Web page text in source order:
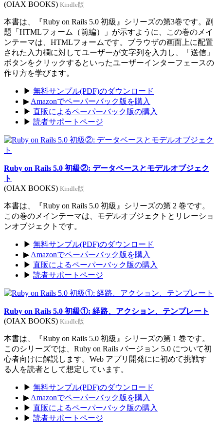
(OIAX BOOKS) Kindle版
本書は、『Ruby on Rails 5.0 初級』シリーズの第3巻です。副
題「HTMLフォーム（前編）」が示すように、この巻のメイ
ンテーマは、HTMLフォームです。ブラウザの画面上に配置
された入力欄に対してユーザーが文字列を入力し、「送信」
ボタンをクリックするといったユーザーインターフェースの
作り方を学びます。
▶ 無料サンプル(PDF)のダウンロード
▶ Amazonでペーパーバック版を購入
▶ 直販によるペーパーバック版の購入
▶ 読者サポートページ
Ruby on Rails 5.0 初級②: データベースとモデルオブジェク
ト
(OIAX BOOKS) Kindle版
本書は、『Ruby on Rails 5.0 初級』シリーズの第 2 巻です。
この巻のメインテーマは、モデルオブジェクトとリレーショ
ンオブジェクトです。
▶ 無料サンプル(PDF)のダウンロード
▶ Amazonでペーパーバック版を購入
▶ 直販によるペーパーバック版の購入
▶ 読者サポートページ
Ruby on Rails 5.0 初級①: 経路、アクション、テンプレート
(OIAX BOOKS) Kindle版
本書は、『Ruby on Rails 5.0 初級』シリーズの第 1 巻です。
このシリーズでは、Ruby on Rails バージョン 5.0 について初
心者向けに解説します。Web アプリ開発にに初めて挑戦す
る人を読者として想定しています。
▶ 無料サンプル(PDF)のダウンロード
▶ Amazonでペーパーバック版を購入
▶ 直販によるペーパーバック版の購入
▶ 読者サポートページ